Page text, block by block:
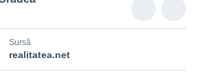
Sursă
realitatea.net